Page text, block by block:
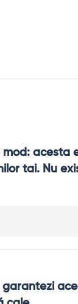
acesta
tai. Nu
garantezi